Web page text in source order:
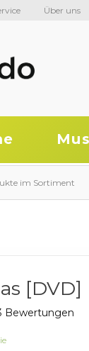
Über uns
im Sortiment
[DVD]
Bewertungen